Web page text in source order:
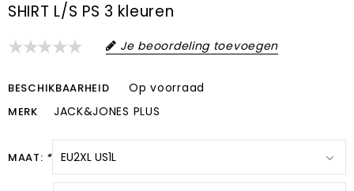
SHIRT L/S PS 3 kleuren
Je beoordeling toevoegen
BESCHIKBAARHEID Op voorraad
MERK JACK&JONES PLUS
MAAT: *